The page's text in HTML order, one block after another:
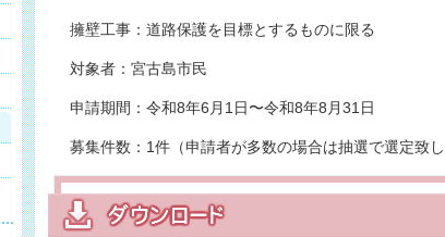
擁壁工事：道路保護を目標とするものに限る
対象者：宮古島市民
申請期間：令和8年6月1日〜令和8年8月31日
募集件数：1件（申請者が多数の場合は抽選で選定致し